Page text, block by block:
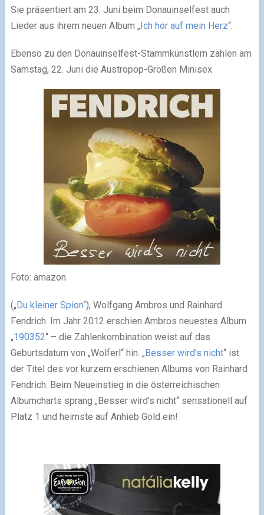
Sie präsentiert am 23. Juni beim Donauinselfest auch
Lieder aus ihrem neuen Album „Ich hör auf mein Herz“.
Ebenso zu den Donauinselfest-Stammkünstlern zählen am
Samstag, 22. Juni die Austropop-Größen Minisex
Foto: amazon
(„Du kleiner Spion“), Wolfgang Ambros und Rainhard
Fendrich. Im Jahr 2012 erschien Ambros neuestes Album
„190352“ – die Zahlenkombination weist auf das
Geburtsdatum von „Wolferl“ hin. „Besser wird’s nicht“ ist
der Titel des vor kurzem erschienen Albums von Rainhard
Fendrich. Beim Neueinstieg in die österreichischen
Albumcharts sprang „Besser wird’s nicht“ sensationell auf
Platz 1 und heimste auf Anhieb Gold ein!